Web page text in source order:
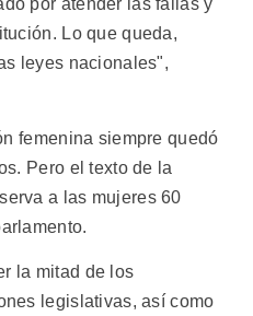
por atender las fallas y
Lo que queda,
leyes nacionales",
femenina siempre quedó
Pero el texto de la
a las mujeres 60
la mitad de los
legislativas, así como